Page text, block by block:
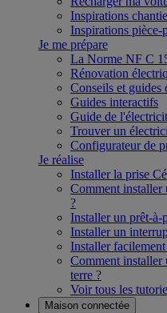
Inspirations
Inspirations pièce-
Je me prépare
La Norme NF C
Rénovation
Conseils et guides
Guides interactifs
Guide de
Trouver un
Configurateur de
Je réalise
Installer la prise
Comment installer
?
Installer un prêt-à-
Installer un
Installer
Comment
terre ?
Voir tous les
Maison connectée